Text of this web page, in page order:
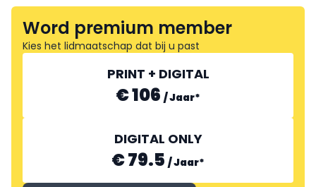
Word premium member
Kies het lidmaatschap dat bij u past
PRINT + DIGITAL
€ 106 /Jaar*
DIGITAL ONLY
€ 79.5 /Jaar*